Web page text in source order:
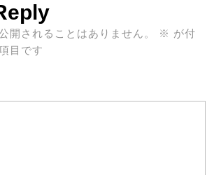
開されることはありません。 ※ が付
目です